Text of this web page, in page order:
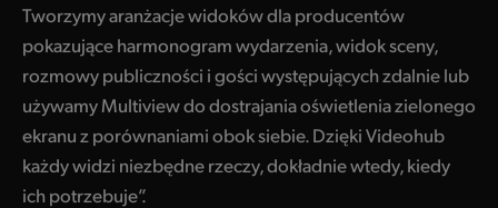
Tworzymy aranżacje widoków dla producentów
pokazujące harmonogram wydarzenia, widok sceny,
rozmowy publiczności i gości występujących zdalnie lub
używamy Multiview do dostrajania oświetlenia zielonego
ekranu z porównaniami obok siebie. Dzięki Videohub
każdy widzi niezbędne rzeczy, dokładnie wtedy, kiedy
ich potrzebuje”.